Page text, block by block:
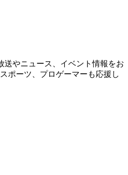
送やニュース、イベント情報をお
ポーツ、プロゲーマーも応援し